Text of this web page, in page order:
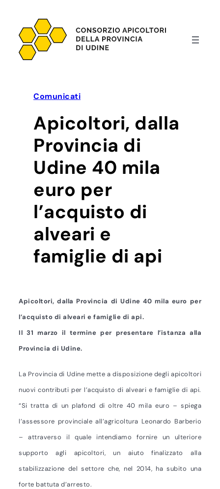
contenuto
Comunicati
Apicoltori, dalla
Provincia di
Udine 40 mila
euro per
l’acquisto di
alveari e
famiglie di api
Apicoltori, dalla Provincia di Udine 40 mila euro per
l’acquisto di alveari e famiglie di api.
Il 31 marzo il termine per presentare l’istanza alla
Provincia di Udine.
La Provincia di Udine mette a disposizione degli apicoltori
nuovi contributi per l’acquisto di alveari e famiglie di api.
“Si tratta di un plafond di oltre 40 mila euro – spiega
l’assessore provinciale all’agricoltura Leonardo Barberio
– attraverso il quale intendiamo fornire un ulteriore
supporto agli apicoltori, un aiuto finalizzato alla
stabilizzazione del settore che, nel 2014, ha subito una
forte battuta d’arresto.